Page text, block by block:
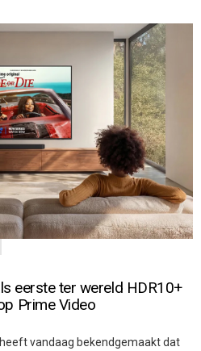
eerste ter wereld HDR10+
Prime Video
vandaag bekendgemaakt dat